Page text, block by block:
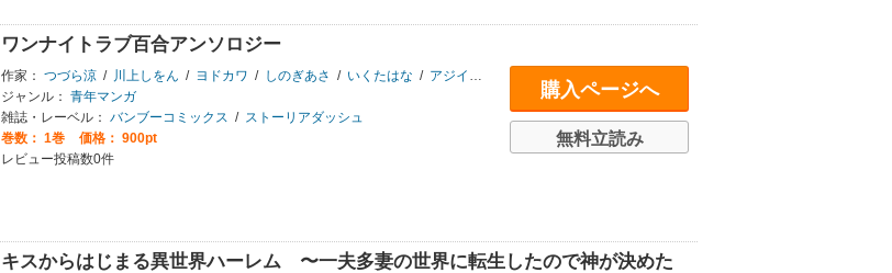
ワンナイトラブ百合アンソロジー
作家： つづら涼 / 川上しをん / ヨドカワ / しのぎあさ / いくたはな / アジイチ
ジャンル： 青年マンガ
雑誌・レーベル： バンブーコミックス / ストーリアダッシュ
巻数： 1巻
価格： 900pt
レビュー投稿数0件
購入ページへ
無料立読み
キスからはじまる異世界ハーレム 〜一夫多妻の世界に転生したので神が決めた